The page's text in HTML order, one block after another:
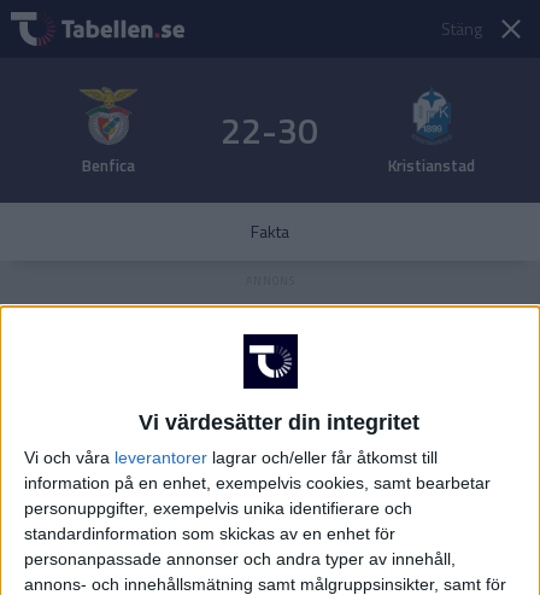
Vi värdesätter din integritet
Vi och våra leverantorer lagrar och/eller får åtkomst till
information på en enhet, exempelvis cookies, samt bearbetar
personuppgifter, exempelvis unika identifierare och
standardinformation som skickas av en enhet för
personanpassade annonser och andra typer av innehåll,
annons- och innehållsmätning samt målgruppsinsikter, samt för
Stäng
Benfica
22-30
Kristianstad
Fakta